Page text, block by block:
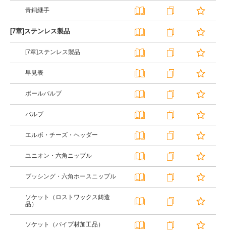
青銅継手
[7章]ステンレス製品
[7章]ステンレス製品
早見表
ボールバルブ
バルブ
エルボ・チーズ・ヘッダー
ユニオン・六角ニップル
ブッシング・六角ホースニップル
ソケット（ロストワックス鋳造
品）
ソケット（パイプ材加工品）